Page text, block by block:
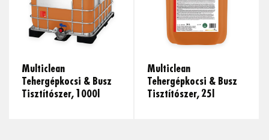
Multiclean
Tehergépkocsi & Busz
Tisztítószer, 1000l
Multiclean
Tehergépkocsi & Busz
Tisztítószer, 25l